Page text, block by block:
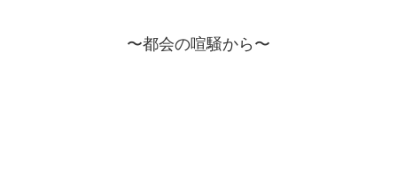
〜都会の喧騒から〜